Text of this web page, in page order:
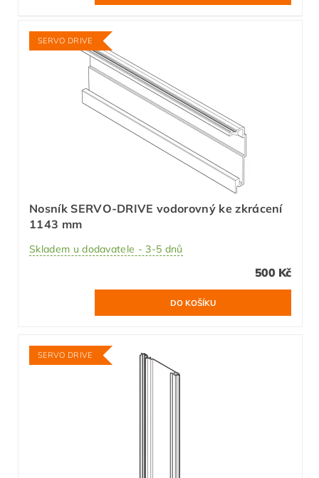
SERVO DRIVE
Nosník SERVO-DRIVE vodorovný ke zkrácení
1143 mm
Skladem u dodavatele - 3-5 dnů
500 Kč
SERVO DRIVE